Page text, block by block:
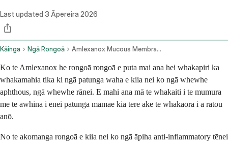
Last updated 3 Āpereira 2026
Kāinga Ngā Rongoā Amlexanox Mucous Membrane Oral Route
Ko te Amlexanox he rongoā rongoā e puta mai ana hei whakapiri ka
whakamahia tika ki ngā patunga waha e kiia nei ko ngā whewhe
aphthous, ngā whewhe rānei. E mahi ana mā te whakaiti i te mumura
me te āwhina i ēnei patunga mamae kia tere ake te whakaora i a rātou
anō.
No te akomanga rongoā e kiia nei ko ngā āpiha anti-inflammatory tēnei